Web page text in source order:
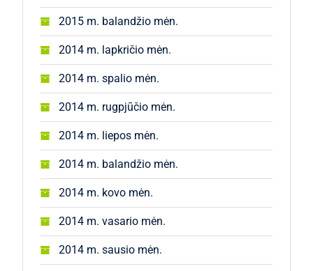
2015 m. balandžio mėn.
2014 m. lapkričio mėn.
2014 m. spalio mėn.
2014 m. rugpjūčio mėn.
2014 m. liepos mėn.
2014 m. balandžio mėn.
2014 m. kovo mėn.
2014 m. vasario mėn.
2014 m. sausio mėn.